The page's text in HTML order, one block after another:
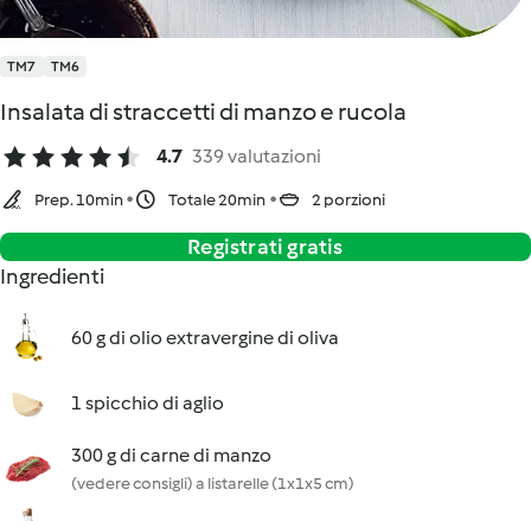
TM7 TM6
Insalata di straccetti di manzo e rucola
4.7 339 valutazioni
Prep. 10min Totale 20min 2 porzioni
Registrati gratis
Ingredienti
60 g di olio extravergine di oliva
1 spicchio di aglio
300 g di carne di manzo
(vedere consigli) a listarelle (1x1x5 cm)